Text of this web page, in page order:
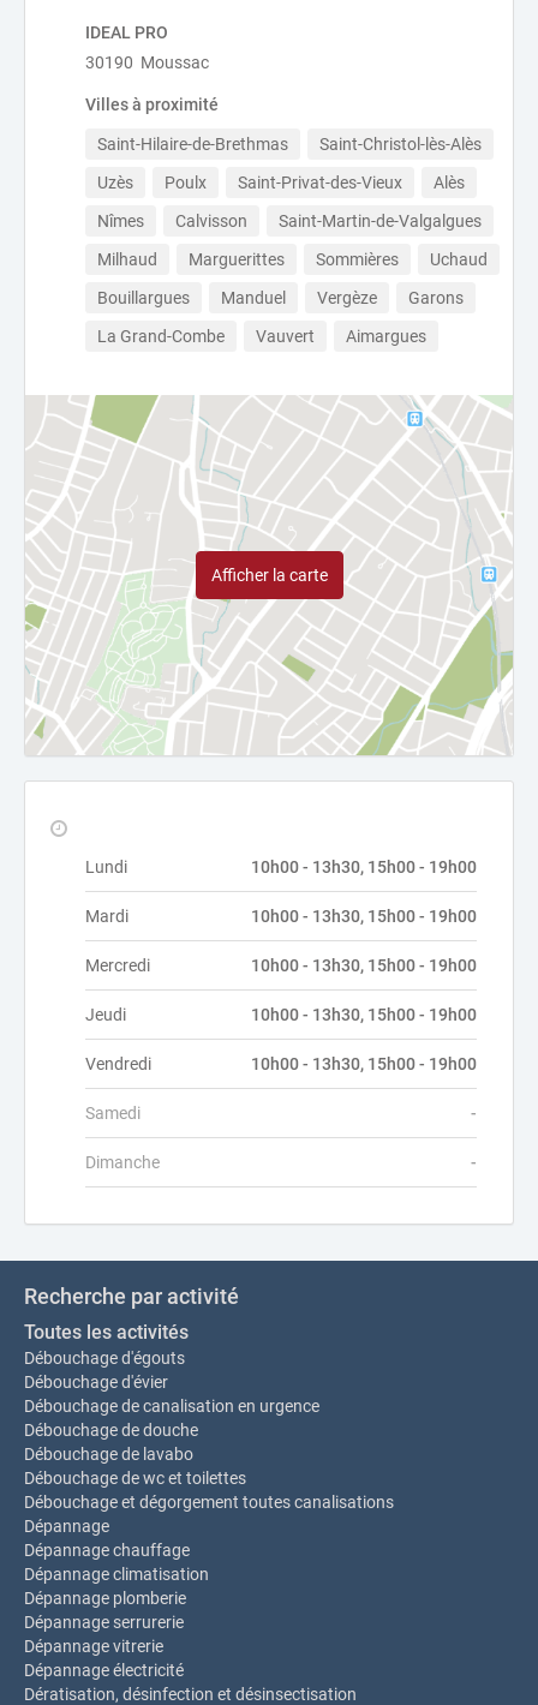
IDEAL PRO
30190 Moussac
Villes à proximité
Saint-Hilaire-de-Brethmas
Saint-Christol-lès-Alès
Uzès
Poulx Saint-Privat-des-Vieux
Alès
Nîmes
Calvisson
Saint-Martin-de-Valgalgues
Milhaud
Marguerittes Sommières
Uchaud
Bouillargues
Manduel Vergèze
Garons
La Grand-Combe
Vauvert Aimargues
Afficher la carte
Lundi 10h00 - 13h30, 15h00 - 19h00
Mardi 10h00 - 13h30, 15h00 - 19h00
Mercredi 10h00 - 13h30, 15h00 - 19h00
Jeudi 10h00 - 13h30, 15h00 - 19h00
Vendredi 10h00 - 13h30, 15h00 - 19h00
Samedi -
Dimanche -
Recherche par activité
Toutes les activités
Débouchage d'égouts
Débouchage d'évier
Débouchage de canalisation en urgence
Débouchage de douche
Débouchage de lavabo
Débouchage de wc et toilettes
Débouchage et dégorgement toutes canalisations
Dépannage
Dépannage chauffage
Dépannage climatisation
Dépannage plomberie
Dépannage serrurerie
Dépannage vitrerie
Dépannage électricité
Dératisation, désinfection et désinsectisation